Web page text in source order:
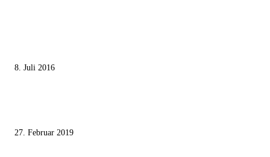
8. Juli 2016
27. Februar 2019